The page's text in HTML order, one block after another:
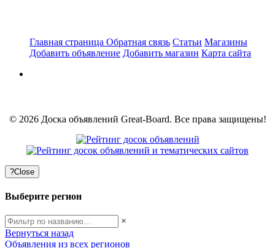
Главная страница Обратная связь Статьи Магазины
Добавить объявление Добавить магазин Карта сайта
© 2026 Доска объявлений Great-Board. Все права защищены!
?Close
Выберите регион
×
Вернуться назад
Объявления из всех регионов